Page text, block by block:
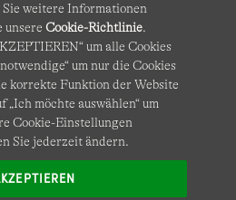
Internationale Websites
geschützt. Es gelten die
undNutzungsbedingungenvon
Google.
weitere Informationen
unsereCookie-Richtlinie.
um alle Cookies
um nur die Cookies
korrekte Funktion der Website
möchte auswählen“ um
Cookie-Einstellungen
Sie jederzeit ändern.